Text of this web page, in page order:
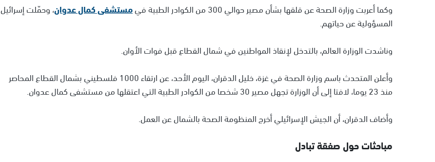
وكما أعربت وزارة الصحة عن قلقها بشأن مصير حوالي 300 من الكوادر الطبية في
مستشفى كمال عدوان، وحمّلت إسرائيل
المسؤولية عن حياتهم.
وناشدت الوزارة العالم، بالتدخل لإنقاذ المواطنين في شمال القطاع قبل فوات الأوان.
وأعلن المتحدث باسم وزارة الصحة في غزة، خليل الدقران، اليوم الأحد، عن ارتقاء 1000 فلسطيني بشمال القطاع المحاصر
منذ 23 يوما، لافتا إلى أن الوزارة تجهل مصير 30 شخصا من الكوادر الطبية التي اعتقلها من مستشفى كمال عدوان.
وأضاف الدقران، أن الجيش الإسرائيلي أخرج المنظومة الصحة بالشمال عن العمل.
مباحثات حول صفقة تبادل